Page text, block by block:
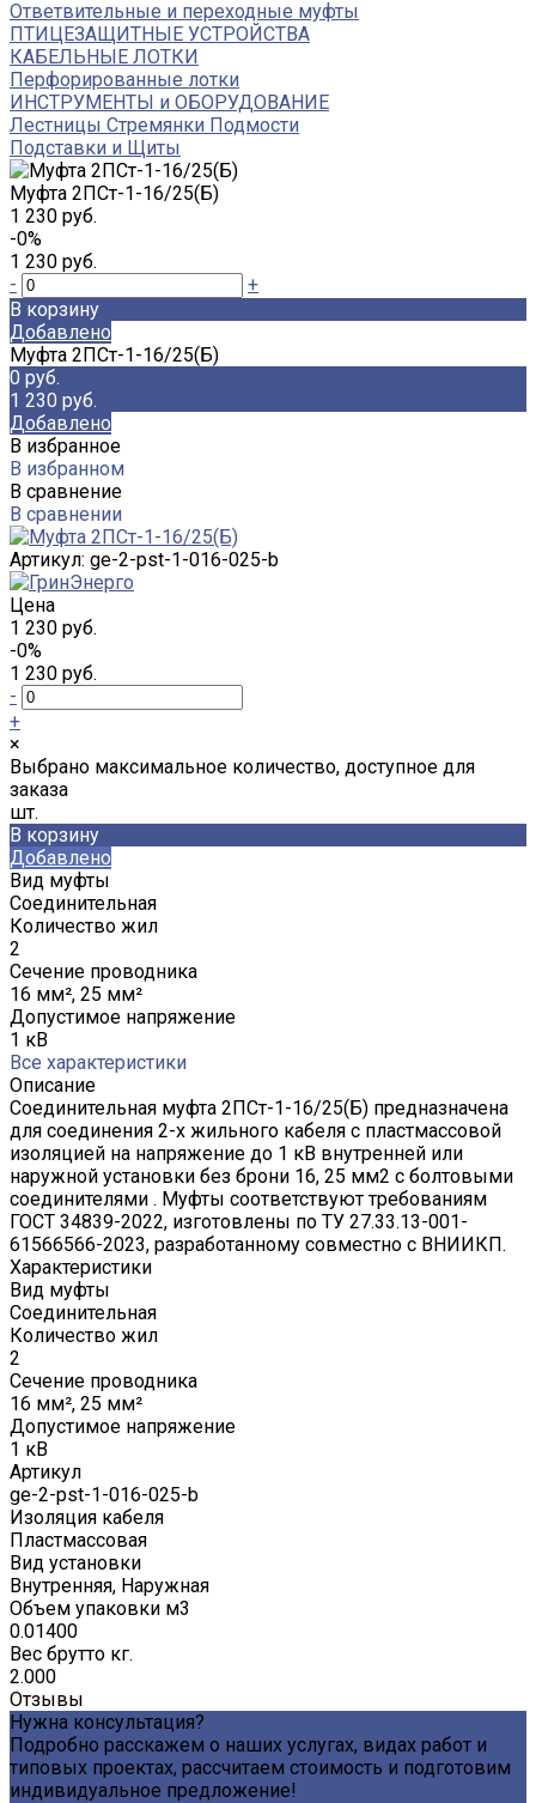
Ответвительные и переходные муфты
ПТИЦЕЗАЩИТНЫЕ УСТРОЙСТВА
КАБЕЛЬНЫЕ ЛОТКИ
Перфорированные лотки
ИНСТРУМЕНТЫ и ОБОРУДОВАНИЕ
Лестницы Стремянки Подмости
Подставки и Щиты
Муфта 2ПСт-1-16/25(Б)
1 230 руб.
-0%
1 230 руб.
-
+
В корзину
Добавлено
Муфта 2ПСт-1-16/25(Б)
0 руб.
1 230 руб.
Добавлено
В избранное
В избранном
В сравнение
В сравнении
Артикул: ge-2-pst-1-016-025-b
Цена
1 230 руб.
-0%
1 230 руб.
-
+
×
Выбрано максимальное количество, доступное для
заказа
шт.
В корзину
Добавлено
Вид муфты
Соединительная
Количество жил
2
Сечение проводника
16 мм², 25 мм²
Допустимое напряжение
1 кВ
Все характеристики
Описание
Соединительная муфта 2ПСт-1-16/25(Б) предназначена
для соединения 2-х жильного кабеля с пластмассовой
изоляцией на напряжение до 1 кВ внутренней или
наружной установки без брони 16, 25 мм2 с болтовыми
соединителями . Муфты соответствуют требованиям
ГОСТ 34839-2022, изготовлены по ТУ 27.33.13-001-
61566566-2023, разработанному совместно с ВНИИКП.
Характеристики
Вид муфты
Соединительная
Количество жил
2
Сечение проводника
16 мм², 25 мм²
Допустимое напряжение
1 кВ
Артикул
ge-2-pst-1-016-025-b
Изоляция кабеля
Пластмассовая
Вид установки
Внутренняя, Наружная
Объем упаковки м3
0.01400
Вес брутто кг.
2.000
Отзывы
Нужна консультация?
Подробно расскажем о наших услугах, видах работ и
типовых проектах, рассчитаем стоимость и подготовим
индивидуальное предложение!